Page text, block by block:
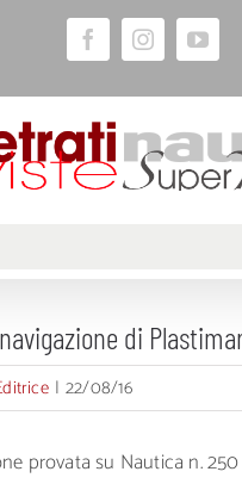
FacebookInstagram
di
| 22/08/16
provata su Nautica n. 250